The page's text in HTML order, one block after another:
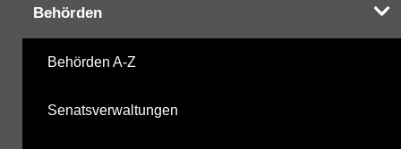
Behörden
Behörden A-Z
Senatsverwaltungen